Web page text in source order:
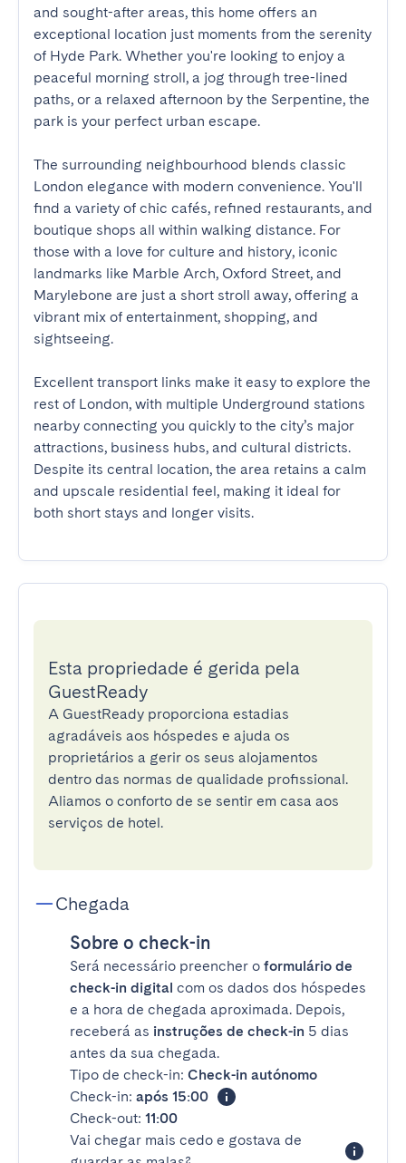
and sought-after areas, this home offers an
exceptional location just moments from the serenity
of Hyde Park. Whether you're looking to enjoy a
peaceful morning stroll, a jog through tree-lined
paths, or a relaxed afternoon by the Serpentine, the
park is your perfect urban escape.
The surrounding neighbourhood blends classic
London elegance with modern convenience. You'll
find a variety of chic cafés, refined restaurants, and
boutique shops all within walking distance. For
those with a love for culture and history, iconic
landmarks like Marble Arch, Oxford Street, and
Marylebone are just a short stroll away, offering a
vibrant mix of entertainment, shopping, and
sightseeing.
Excellent transport links make it easy to explore the
rest of London, with multiple Underground stations
nearby connecting you quickly to the city’s major
attractions, business hubs, and cultural districts.
Despite its central location, the area retains a calm
and upscale residential feel, making it ideal for
both short stays and longer visits.
Esta propriedade é gerida pela
GuestReady
A GuestReady proporciona estadias
agradáveis aos hóspedes e ajuda os
proprietários a gerir os seus alojamentos
dentro das normas de qualidade profissional.
Aliamos o conforto de se sentir em casa aos
serviços de hotel.
Chegada
Sobre o check-in
Será necessário preencher o formulário de
check-in digital com os dados dos hóspedes
e a hora de chegada aproximada. Depois,
receberá as instruções de check-in 5 dias
antes da sua chegada.
Tipo de check-in: Check-in autónomo
Check-in: após 15:00
Check-out: 11:00
Vai chegar mais cedo e gostava de